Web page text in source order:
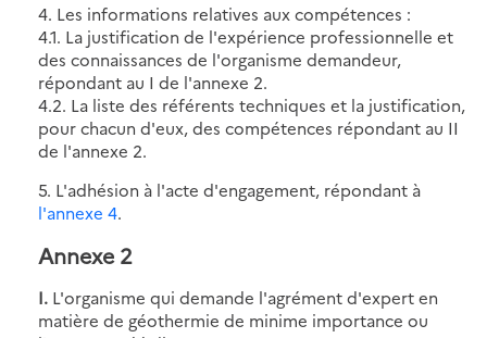
4. Les informations relatives aux compétences :
4.1. La justification de l'expérience professionnelle et
des connaissances de l'organisme demandeur,
répondant au I de l'annexe 2.
4.2. La liste des référents techniques et la justification,
pour chacun d'eux, des compétences répondant au II
de l'annexe 2.
5. L'adhésion à l'acte d'engagement, répondant à
l'annexe 4.
Annexe 2
I. L'organisme qui demande l'agrément d'expert en
matière de géothermie de minime importance ou